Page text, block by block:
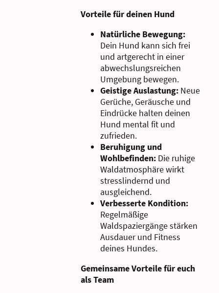
Vorteile für deinen Hund
Natürliche Bewegung:
Dein Hund kann sich frei
und artgerecht in einer
abwechslungsreichen
Umgebung bewegen.
Geistige Auslastung: Neue
Gerüche, Geräusche und
Eindrücke halten deinen
Hund mental fit und
zufrieden.
Beruhigung und
Wohlbefinden: Die ruhige
Waldatmosphäre wirkt
stresslindernd und
ausgleichend.
Verbesserte Kondition:
Regelmäßige
Waldspaziergänge stärken
Ausdauer und Fitness
deines Hundes.
Gemeinsame Vorteile für euch
als Team